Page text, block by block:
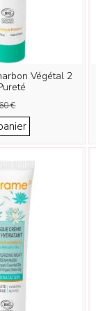
Végétal 2
€